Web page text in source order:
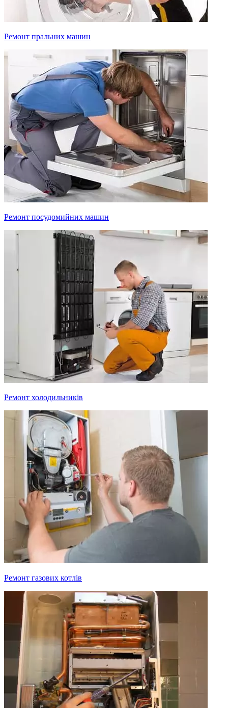
Ремонт пральних машин
Ремонт посудомийних машин
Ремонт холодильників
Ремонт газових котлів